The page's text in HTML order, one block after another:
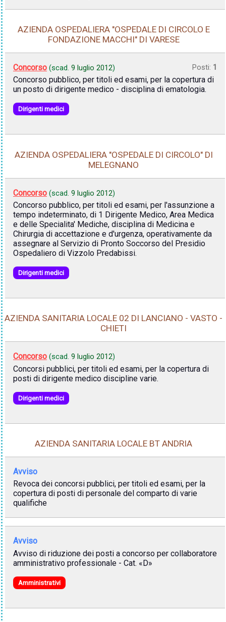
AZIENDA OSPEDALIERA "OSPEDALE DI CIRCOLO E
FONDAZIONE MACCHI" DI VARESE
Concorso (scad. 9 luglio 2012) Posti: 1
Concorso pubblico, per titoli ed esami, per la copertura di
un posto di dirigente medico - disciplina di ematologia.
Dirigenti medici
AZIENDA OSPEDALIERA "OSPEDALE DI CIRCOLO" DI
MELEGNANO
Concorso (scad. 9 luglio 2012)
Concorso pubblico, per titoli ed esami, per l'assunzione a
tempo indeterminato, di 1 Dirigente Medico, Area Medica
e delle Specialita' Mediche, disciplina di Medicina e
Chirurgia di accettazione e d'urgenza, operativamente da
assegnare al Servizio di Pronto Soccorso del Presidio
Ospedaliero di Vizzolo Predabissi.
Dirigenti medici
AZIENDA SANITARIA LOCALE 02 DI LANCIANO - VASTO -
CHIETI
Concorso (scad. 9 luglio 2012)
Concorsi pubblici, per titoli ed esami, per la copertura di
posti di dirigente medico discipline varie.
Dirigenti medici
AZIENDA SANITARIA LOCALE BT ANDRIA
Avviso
Revoca dei concorsi pubblici, per titoli ed esami, per la
copertura di posti di personale del comparto di varie
qualifiche
Avviso
Avviso di riduzione dei posti a concorso per collaboratore
amministrativo professionale - Cat. «D»
Amministrativi